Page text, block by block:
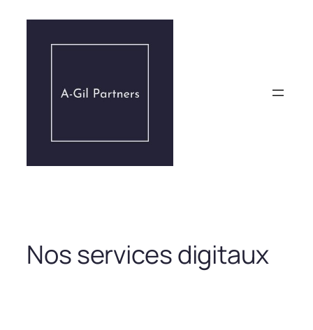
contenu
Nos services digitaux